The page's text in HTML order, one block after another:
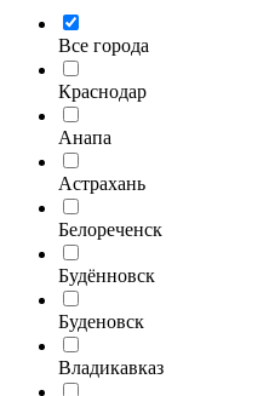
Все города
Краснодар
Анапа
Астрахань
Белореченск
Будённовск
Буденовск
Владикавказ